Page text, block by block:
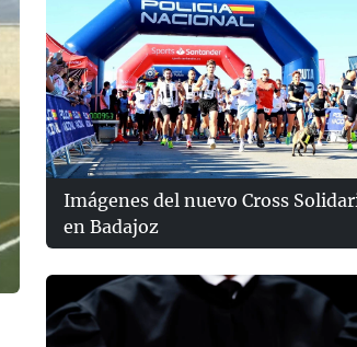
Imágenes del nuevo Cross
en Badajoz